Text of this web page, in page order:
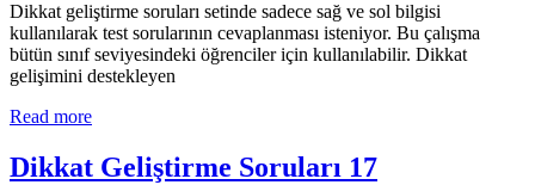
Dikkat geliştirme soruları setinde sadece sağ ve sol bilgisi
kullanılarak test sorularının cevaplanması isteniyor. Bu çalışma
bütün sınıf seviyesindeki öğrenciler için kullanılabilir. Dikkat
gelişimini destekleyen
Read more
Dikkat Geliştirme Soruları 17